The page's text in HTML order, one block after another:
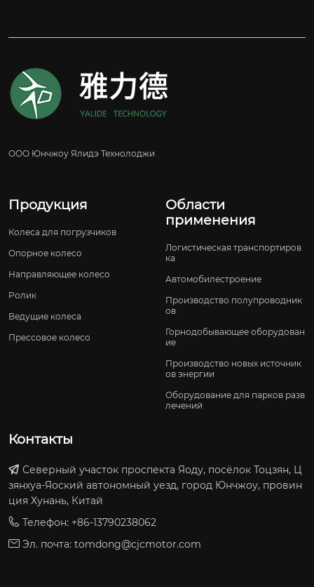
ООО Юнчжоу Ялидэ Технолоджи
Продукция
Колеса для погрузчиков
Опорное колесо
Направляющее колесо
Ролик
Ведущие колеса
Прессовое колесо
Области
применения
Логистическая транспортиров
ка
Автомобилестроение
Производство полупроводник
ов
Горнодобывающее оборудован
ие
Производство новых источник
ов энергии
Оборудование для парков разв
лечений
Контакты
Северный участок проспекта Яоду, посёлок Тоцзян, Ц
зянхуа-Яоский автономный уезд, город Юнчжоу, провин
ция Хунань, Китай
Телефон: +86-13790238062
Эл. почта: tomdong@cjcmotor.com